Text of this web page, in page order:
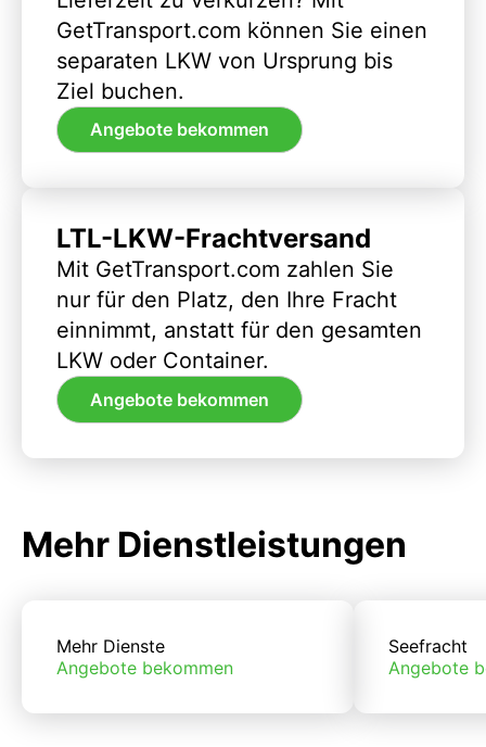
GetTransport.com können Sie einen
separaten LKW von Ursprung bis
Ziel buchen.
Angebote bekommen
LTL-LKW-Frachtversand
Mit GetTransport.com zahlen Sie
nur für den Platz, den Ihre Fracht
einnimmt, anstatt für den gesamten
LKW oder Container.
Angebote bekommen
Mehr Dienstleistungen
Mehr Dienste
Angebote bekommen
Seefracht
Angebote